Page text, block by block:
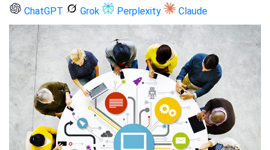
ChatGPT Grok Perplexity Claude